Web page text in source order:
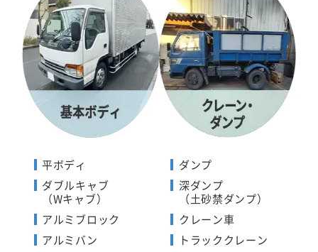
平ボディ
ダブルキャブ
（Wキャブ）
アルミブロック
アルミバン
ダンプ
深ダンプ
（土砂禁ダンプ）
クレーン車
トラッククレーン